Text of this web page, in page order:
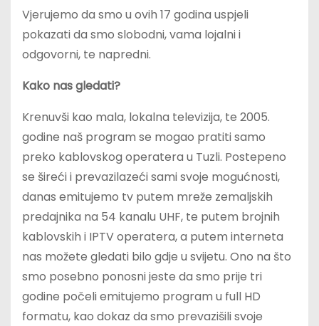
Vjerujemo da smo u ovih 17 godina uspjeli
pokazati da smo slobodni, vama lojalni i
odgovorni, te napredni.
Kako nas gledati?
Krenuvši kao mala, lokalna televizija, te 2005.
godine naš program se mogao pratiti samo
preko kablovskog operatera u Tuzli. Postepeno
se šireći i prevazilazeći sami svoje mogućnosti,
danas emitujemo tv putem mreže zemaljskih
predajnika na 54 kanalu UHF, te putem brojnih
kablovskih i IPTV operatera, a putem interneta
nas možete gledati bilo gdje u svijetu. Ono na što
smo posebno ponosni jeste da smo prije tri
godine počeli emitujemo program u full HD
formatu, kao dokaz da smo prevazišili svoje